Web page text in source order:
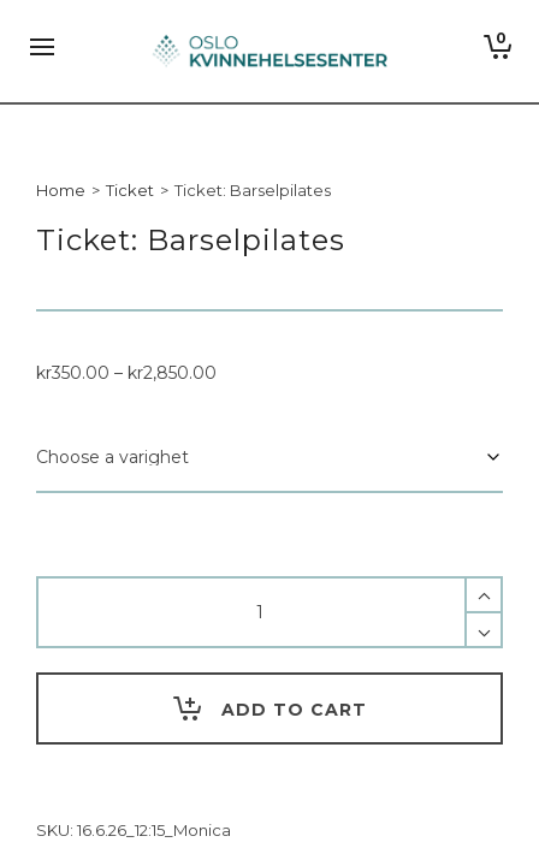
0
Home > Ticket > Ticket: Barselpilates
Ticket: Barselpilates
kr350.00 – kr2,850.00
ADD TO CART
SKU: 16.6.26_12:15_Monica